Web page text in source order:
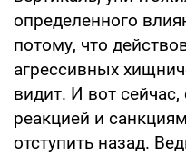
определенного
потому, что
агрессивных
видит. И вот
реакцией и
отступить назад.